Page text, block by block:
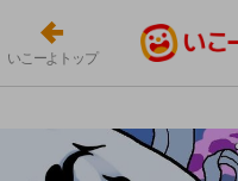
いこーよトップ